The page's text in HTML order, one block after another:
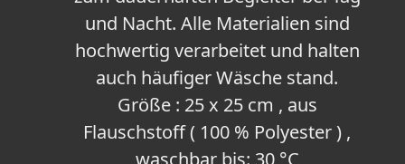
und Nacht. Alle Materialien sind
hochwertig verarbeitet und halten
auch häufiger Wäsche stand.
Größe : 25 x 25 cm , aus
Flauschstoff ( 100 % Polyester ) ,